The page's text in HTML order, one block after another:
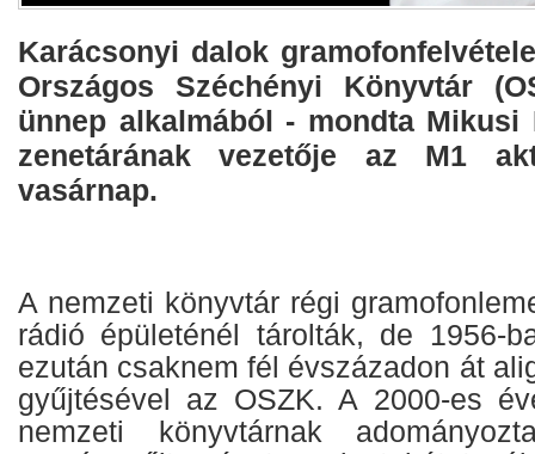
Karácsonyi dalok
Országos Széchényi Könyvtár
ünnep alkalmából - mondta Mikusi
zenetárának vezetője az M1
vasárnap.
A nemzeti könyvtár régi
rádió épületénél tárolták, de 1956-
ezután csaknem fél évszázadon át
gyűjtésével az OSZK. A 2000-es
nemzeti könyvtárnak